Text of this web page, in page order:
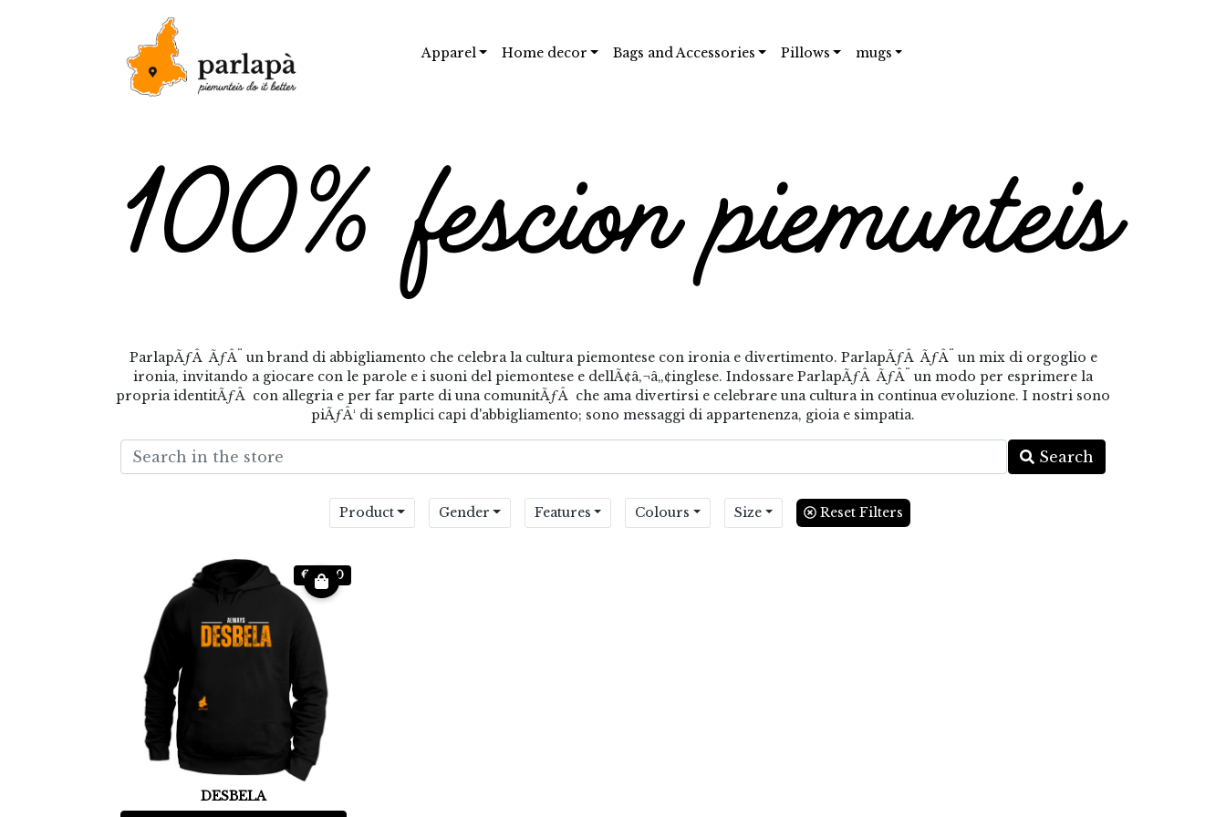
Apparel Home decor Bags and Accessories Pillows mugs
ParlapÃƒÂ ÃƒÂ¨ un brand di abbigliamento che celebra la cultura piemontese con ironia e divertimento. ParlapÃƒÂ ÃƒÂ¨ un mix di orgoglio e
ironia, invitando a giocare con le parole e i suoni del piemontese e dellÃ¢â‚¬â„¢inglese. Indossare ParlapÃƒÂ ÃƒÂ¨ un modo per esprimere la
propria identitÃƒÂ con allegria e per far parte di una comunitÃƒÂ che ama divertirsi e celebrare una cultura in continua evoluzione. I nostri sono
piÃƒÂ¹ di semplici capi d'abbigliamento; sono messaggi di appartenenza, gioia e simpatia.
Search
€ 39.00
DESBELA
Product Gender Features Colours Size Reset Filters